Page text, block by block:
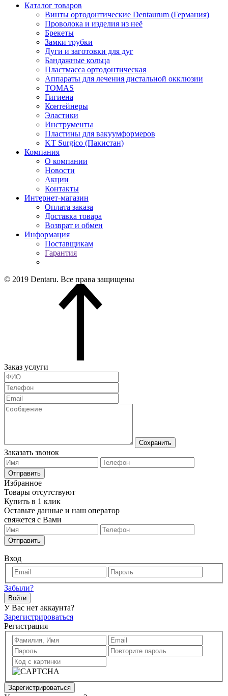
Каталог товаров
Винты ортодонтические Dentaurum (Германия)
Проволока и изделия из неё
Брекеты
Замки трубки
Дуги и заготовки для дуг
Бандажные кольца
Пластмасса ортодонтическая
Аппараты для лечения дистальной окклюзии
TOMAS
Гигиена
Контейнеры
Эластики
Инструменты
Пластины для вакуумформеров
KT Surgico (Пакистан)
Компания
О компании
Новости
Акции
Контакты
Интернет-магазин
Оплата заказа
Доставка товара
Возврат и обмен
Информация
Поставщикам
Гарантия
© 2019 Dentaru. Все права защищены
Заказ услуги
Сохранить
Заказать звонок
Отправить
Избранное
Товары отсутствуют
Купить в 1 клик
Оставьте данные и наш оператор
свяжется с Вами
Отправить
Вход
Забыли?
Войти
У Вас нет аккаунта?
Зарегистрироваться
Регистрация
Зарегистрироваться